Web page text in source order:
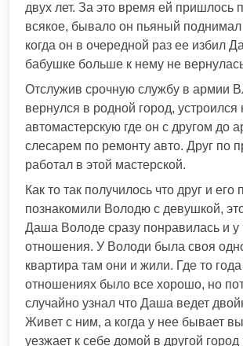
двух лет. За это время ей пришлось
всякое, бывало он пьяный поднимал
когда он в очередной раз ее избил
бабушке больше к нему не
Отслужив срочную службу в армии
вернулся в родной город, устроился
автомастерскую где он с другом до
слесарем по ремонту авто. Друг по
работал в этой мастерской.
Как то так получилось что друг и его
познакомили Володю с девушкой,
Даша Володе сразу понравилась и у
отношения. У Володи была своя
квартира там они и жили. Где то
отношениях было все хорошо, но
случайно узнал что Даша ведет
Живет с ним, а когда у нее бывает
уезжает к себе домой в другой